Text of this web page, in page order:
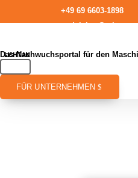
+49 69 6603-1898
Das Nachwuchsportal für den
FÜR UNTERNEHMEN